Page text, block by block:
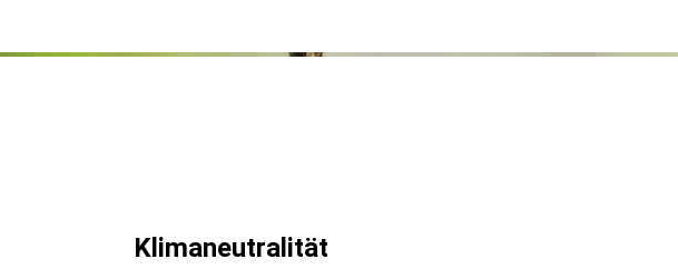
Klimaneutralität